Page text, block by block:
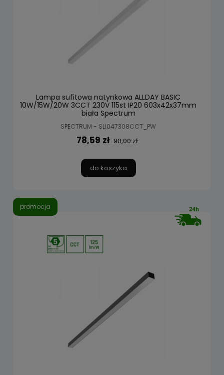
Lampa sufitowa natynkowa ALLDAY BASIC
10W/15W/20W 3CCT 230V 115st IP20 603x42x37mm
biała Spectrum
SPECTRUM - SLI047308CCT_PW
78,59 zł 90,00 zł
do koszyka
promocja